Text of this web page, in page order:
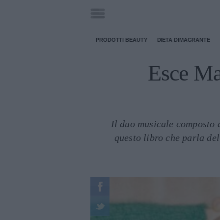
PRODOTTI BEAUTY DIETA DIMAGRANTE
Esce
Il duo musicale
questo libro che parla